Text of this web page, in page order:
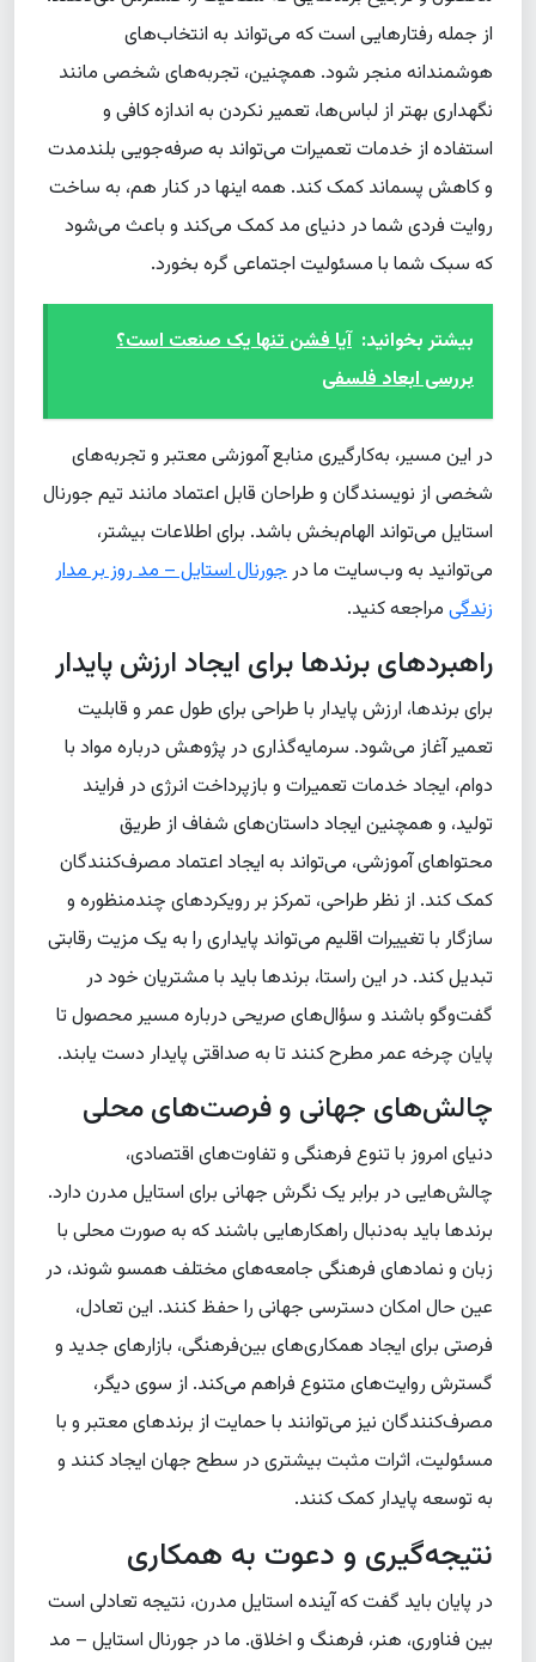
از جمله رفتارهایی است که می‌تواند به انتخاب‌های
هوشمندانه منجر شود. همچنین، تجربه‌های شخصی مانند
نگهداری بهتر از لباس‌ها، تعمیر نکردن به اندازه کافی و
استفاده از خدمات تعمیرات می‌تواند به صرفه‌جویی بلندمدت
و کاهش پسماند کمک کند. همه اینها در کنار هم، به ساخت
روایت فردی شما در دنیای مد کمک می‌کند و باعث می‌شود
که سبک شما با مسئولیت اجتماعی گره بخورد.
بیشتر بخوانید: آیا فشن تنها یک صنعت است؟
بررسی ابعاد فلسفی
در این مسیر، به‌کارگیری منابع آموزشی معتبر و تجربه‌های
شخصی از نویسندگان و طراحان قابل اعتماد مانند تیم جورنال
استایل می‌تواند الهام‌بخش باشد. برای اطلاعات بیشتر،
می‌توانید به وب‌سایت ما درجورنال استایل – مد روز بر مدار
زندگیمراجعه کنید.
راهبردهای برندها برای ایجاد ارزش پایدار
برای برندها، ارزش پایدار با طراحی برای طول عمر و قابلیت
تعمیر آغاز می‌شود. سرمایه‌گذاری در پژوهش درباره مواد با
دوام، ایجاد خدمات تعمیرات و بازپرداخت انرژی در فرایند
تولید، و همچنین ایجاد داستان‌های شفاف از طریق
محتواهای آموزشی، می‌تواند به ایجاد اعتماد مصرف‌کنندگان
کمک کند. از نظر طراحی، تمرکز بر رویکردهای چندمنظوره و
سازگار با تغییرات اقلیم می‌تواند پایداری را به یک مزیت رقابتی
تبدیل کند. در این راستا، برندها باید با مشتریان خود در
گفت‌وگو باشند و سؤال‌های صریحی درباره مسیر محصول تا
پایان چرخه عمر مطرح کنند تا به صداقتی پایدار دست یابند.
چالش‌های جهانی و فرصت‌های محلی
دنیای امروز با تنوع فرهنگی و تفاوت‌های اقتصادی،
چالش‌هایی در برابر یک نگرش جهانی برای استایل مدرن دارد.
برندها باید به‌دنبال راهکارهایی باشند که به صورت محلی با
زبان و نمادهای فرهنگی جامعه‌های مختلف همسو شوند، در
عین حال امکان دسترسی جهانی را حفظ کنند. این تعادل،
فرصتی برای ایجاد همکاری‌های بین‌فرهنگی، بازارهای جدید و
گسترش روایت‌های متنوع فراهم می‌کند. از سوی دیگر،
مصرف‌کنندگان نیز می‌توانند با حمایت از برندهای معتبر و با
مسئولیت، اثرات مثبت بیشتری در سطح جهان ایجاد کنند و
به توسعه پایدار کمک کنند.
نتیجه‌گیری و دعوت به همکاری
در پایان باید گفت که آینده استایل مدرن، نتیجه تعادلی است
بین فناوری، هنر، فرهنگ و اخلاق. ما در جورنال استایل – مد